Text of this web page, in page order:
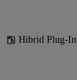
Hibrid Plug-In